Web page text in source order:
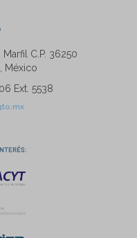
C.P. 36250
México
Ext. 5538